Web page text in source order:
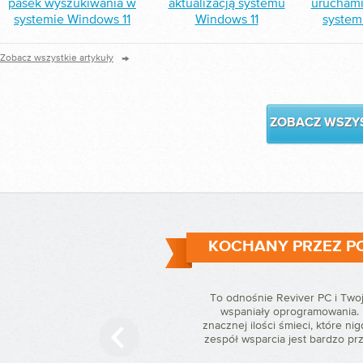
systemie Windows 11
Windows 11
Zobacz wszystkie artykuły →
ZOBACZ
KOCHANY PRZEZ
To odnośnie Reviver PC i
wspaniały
znacznej ilości śmieci, które
zespół wsparcia jest bardzo